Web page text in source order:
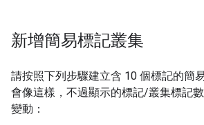
新增簡易標記叢集
請按照下列步驟建立含 10 個標記的簡
會像這樣，不過顯示的標記/叢集標記
變動：